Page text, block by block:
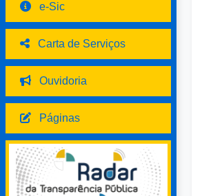
e-Sic
Carta de Serviços
Ouvidoria
Páginas